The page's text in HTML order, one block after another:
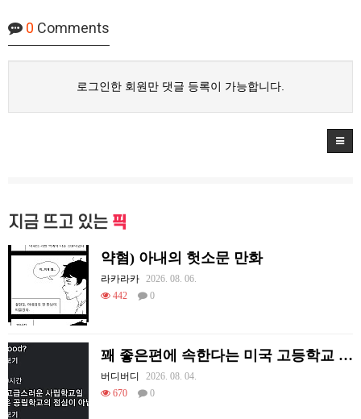
0 Comments
로그인한 회원만 댓글 등록이 가능합니다.
지금 뜨고 있는 픽
약혐) 아내의 헛소문 만화
라카라카 2026. 08. 06.
442
0
꽤 좋은편에 속한다는 미국 고등학교 급식.mp4
버디버디
2026. 08. 04.
670
0